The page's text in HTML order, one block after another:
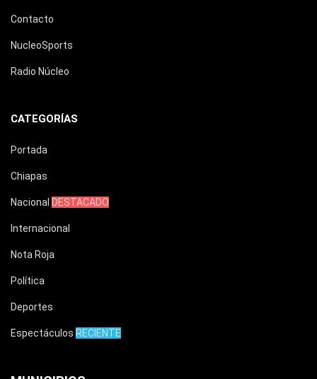
Contacto
NucleoSports
Radio Núcleo
CATEGORÍAS
Portada
Chiapas
Nacional DESTACADO
Internacional
Nota Roja
Política
Deportes
Espectáculos RECIENTE